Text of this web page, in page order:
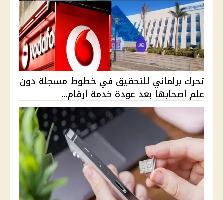
تحرك برلماني للتحقيق في خطوط مسجلة دون
علم أصحابها بعد عودة خدمة أرقام...